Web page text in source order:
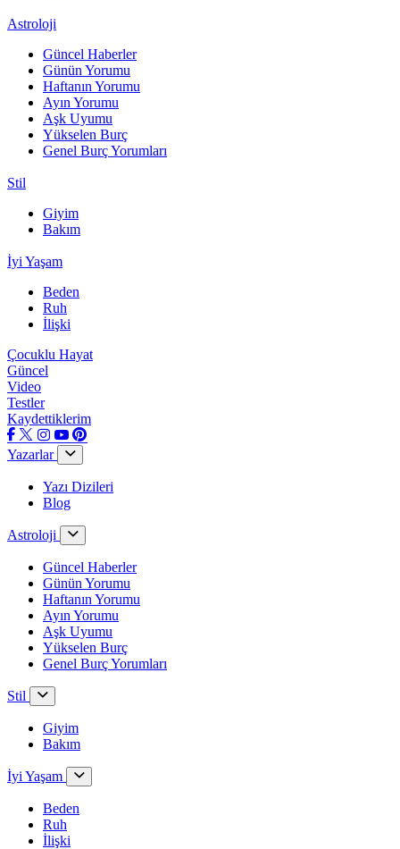
Astroloji
Güncel Haberler
Günün Yorumu
Haftanın Yorumu
Ayın Yorumu
Aşk Uyumu
Yükselen Burç
Genel Burç Yorumları
Stil
Giyim
Bakım
İyi Yaşam
Beden
Ruh
İlişki
Çocuklu Hayat
Güncel
Video
Testler
Kaydettiklerim
Yazarlar
Yazı Dizileri
Blog
Astroloji
Güncel Haberler
Günün Yorumu
Haftanın Yorumu
Ayın Yorumu
Aşk Uyumu
Yükselen Burç
Genel Burç Yorumları
Stil
Giyim
Bakım
İyi Yaşam
Beden
Ruh
İlişki